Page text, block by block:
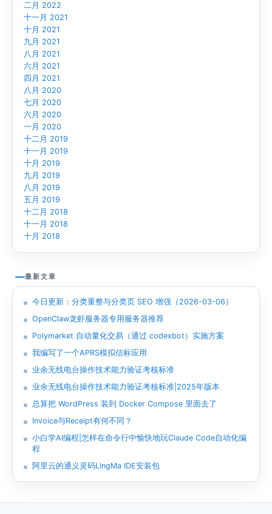
二月 2022
十一月 2021
十月 2021
九月 2021
八月 2021
六月 2021
四月 2021
八月 2020
七月 2020
六月 2020
一月 2020
十二月 2019
十一月 2019
十月 2019
九月 2019
八月 2019
五月 2019
十二月 2018
十一月 2018
十月 2018
最新文章
今日更新：分类重整与分类页 SEO 增强（2026-03-06）
OpenClaw龙虾服务器专用服务器推荐
Polymarket 自动量化交易（通过 codexbot）实施方案
我编写了一个APRS模拟信标应用
业余无线电台操作技术能力验证考核标准
业余无线电台操作技术能力验证考核标准|2025年版本
总算把 WordPress 装到 Docker Compose 里面去了
Invoice与Receipt有何不同？
小白学AI编程|怎样在命令行中愉快地玩Claude Code自动化编
程
阿里云的通义灵码LingMa IDE安装包